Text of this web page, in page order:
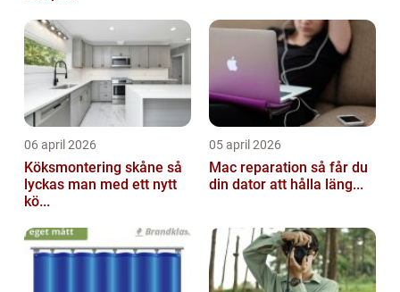
06 april 2026
Köksmontering skåne så
lyckas man med ett nytt
kö...
05 april 2026
Mac reparation så får du
din dator att hålla läng...